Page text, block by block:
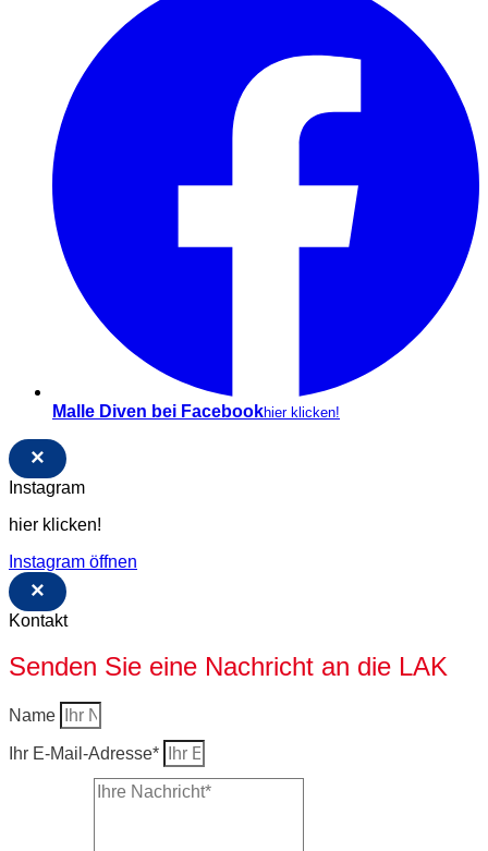
Malle Diven bei Facebookhier klicken!
×
Instagram
hier klicken!
Instagram öffnen
×
Kontakt
Senden Sie eine Nachricht an die LAK
Name
Ihr E-Mail-Adresse*